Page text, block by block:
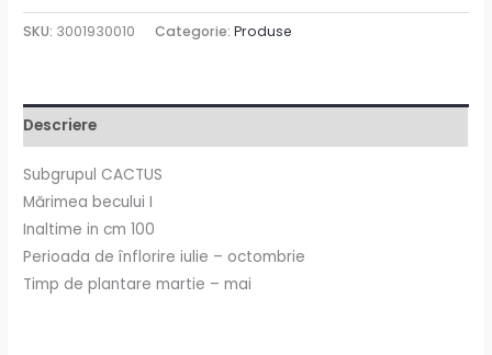
SKU: 3001930010 Categorie:Produse
Descriere
Subgrupul CACTUS
Mărimea becului I
Inaltime in cm 100
Perioada de înflorire iulie – octombrie
Timp de plantare martie – mai